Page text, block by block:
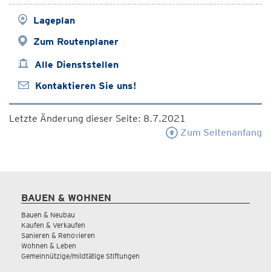
Lageplan
Zum Routenplaner
Alle Dienststellen
Kontaktieren Sie uns!
Letzte Änderung dieser Seite: 8.7.2021
Zum Seitenanfang
BAUEN & WOHNEN
Bauen & Neubau
Kaufen & Verkaufen
Sanieren & Renovieren
Wohnen & Leben
Gemeinnützige/mildtätige Stiftungen